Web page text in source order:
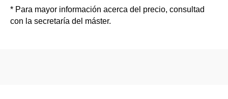
* Para mayor información acerca del precio, consultad
con la secretaría del máster.